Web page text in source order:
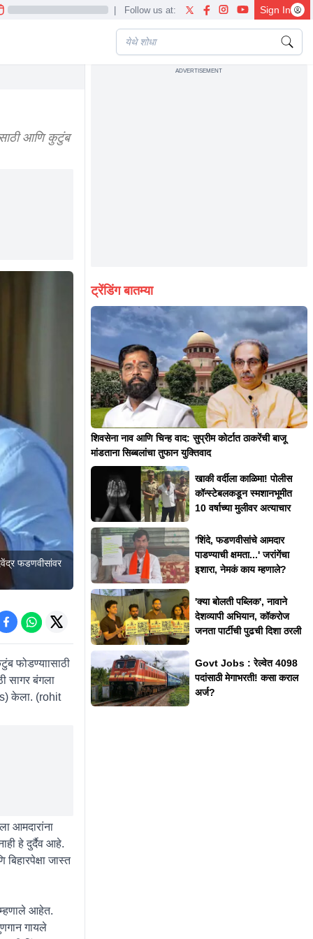
| Follow us at: Sign In
आणि कुटुंब
फडणवीसांवर
फोडण्याासाठी
सागर बंगला
केला. (rohit
आमदारांना
हे दुर्दैव आहे.
जास्त
म्हणाले आहेत.
गायले
ADVERTISEMENT
ट्रेंडिंग बातम्या
शिवसेना नाव आणि चिन्ह वाद: सुप्रीम कोर्टात ठाकरेंची बाजू
मांडताना सिब्बलांचा तुफान युक्तिवाद
खाकी वर्दीला काळिमा! पोलीस
कॉन्स्टेबलकडून स्मशानभूमीत
10 वर्षाच्या मुलीवर अत्याचार
'शिंदे, फडणवीसांचे आमदार
पाडण्याची क्षमता...' जरांगेंचा
इशारा, नेमकं काय म्हणाले?
'क्या बोलती पब्लिक', नावाने
देशव्यापी अभियान, कॉकरोज
जनता पार्टीची पुढची दिशा ठरली
Govt Jobs : रेल्वेत 4098
पदांसाठी मेगाभरती! कसा कराल
अर्ज?